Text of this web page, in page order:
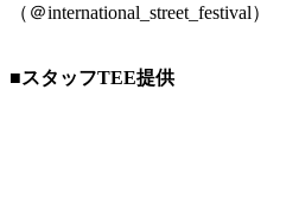
（＠international_street_festival）
■スタッフTEE提供